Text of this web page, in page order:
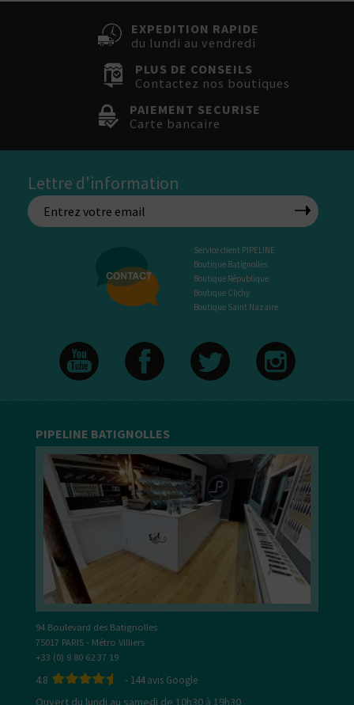
EXPEDITION RAPIDE
du lundi au vendredi
PLUS DE CONSEILS
Contactez nos boutiques
PAIEMENT SECURISE
Carte bancaire
Lettre d'information
Service client PIPELINE
Boutique Batignolles
Boutique République
Boutique Clichy
Boutique Saint Nazaire
PIPELINE BATIGNOLLES
94 Boulevard des Batignolles
75017 PARIS - Métro Villiers
+33 (0) 9 80 62 37 19
4.8 - 144avis Google